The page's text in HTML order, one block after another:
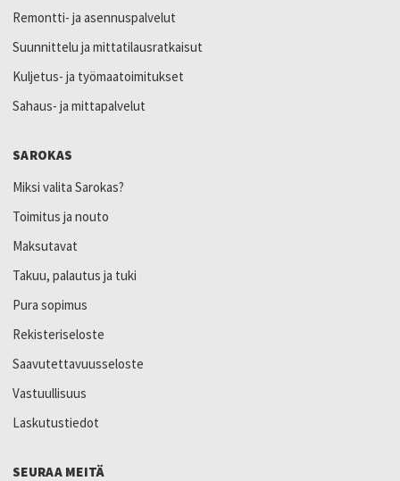
Remontti- ja asennuspalvelut
Suunnittelu ja mittatilausratkaisut
Kuljetus- ja työmaatoimitukset
Sahaus- ja mittapalvelut
SAROKAS
Miksi valita Sarokas?
Toimitus ja nouto
Maksutavat
Takuu, palautus ja tuki
Pura sopimus
Rekisteriseloste
Saavutettavuusseloste
Vastuullisuus
Laskutustiedot
SEURAA MEITÄ